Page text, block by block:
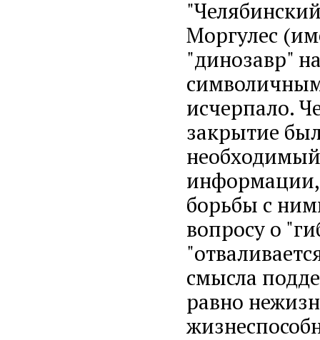
Моргулес
"динозавр"
исчерпало.
закрытие
борьбы с
вопросу о
смысла
равно